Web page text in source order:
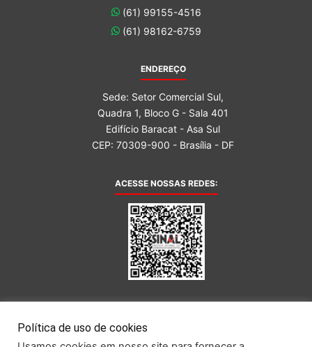
(61) 99155-4516
(61) 98162-6759
ENDEREÇO
Sede: Setor Comercial Sul,
Quadra 1, Bloco G - Sala 401
Edifício Baracat - Asa Sul
CEP: 70309-900 - Brasília - DF
ACESSE NOSSAS REDES:
Política de uso de cookies